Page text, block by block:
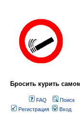
Бросить курить
FAQ
Поиск
Регистрация
Вход